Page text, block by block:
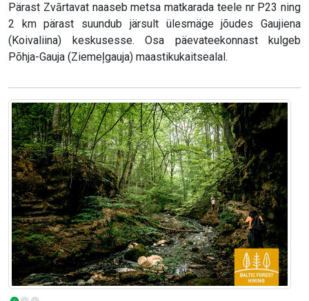
Pärast Zvārtavat naaseb metsa matkarada teele nr P23 ning
2 km pärast suundub järsult ülesmäge jõudes Gaujiena
(Koivaliina) keskusesse. Osa päevateekonnast kulgeb
Põhja-Gauja (Ziemeļgauja) maastikukaitsealal.